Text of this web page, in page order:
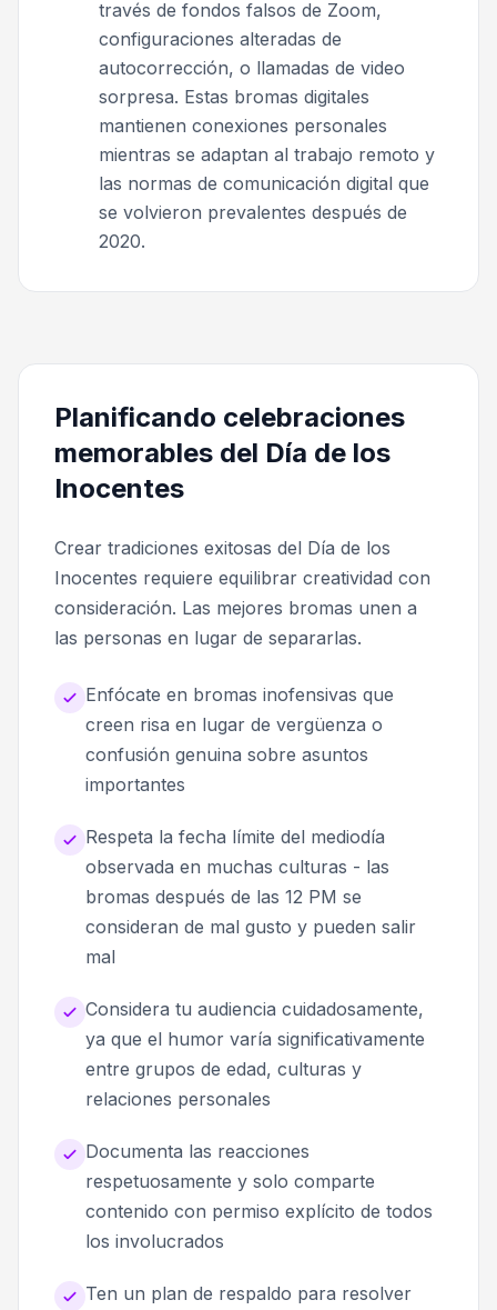
través de fondos falsos de Zoom,
configuraciones alteradas de
autocorrección, o llamadas de video
sorpresa. Estas bromas digitales
mantienen conexiones personales
mientras se adaptan al trabajo remoto y
las normas de comunicación digital que
se volvieron prevalentes después de
2020.
Planificando celebraciones
memorables del Día de los
Inocentes
Crear tradiciones exitosas del Día de los
Inocentes requiere equilibrar creatividad con
consideración. Las mejores bromas unen a
las personas en lugar de separarlas.
Enfócate en bromas inofensivas que
creen risa en lugar de vergüenza o
confusión genuina sobre asuntos
importantes
Respeta la fecha límite del mediodía
observada en muchas culturas - las
bromas después de las 12 PM se
consideran de mal gusto y pueden salir
mal
Considera tu audiencia cuidadosamente,
ya que el humor varía significativamente
entre grupos de edad, culturas y
relaciones personales
Documenta las reacciones
respetuosamente y solo comparte
contenido con permiso explícito de todos
los involucrados
Ten un plan de respaldo para resolver